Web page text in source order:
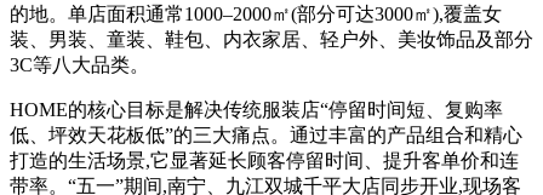
的地。单店面积通常1000–2000㎡(部分可达3000㎡),覆盖女
装、男装、童装、鞋包、内衣家居、轻户外、美妆饰品及部分
3C等八大品类。
HOME的核心目标是解决传统服装店“停留时间短、复购率
低、坪效天花板低”的三大痛点。通过丰富的产品组合和精心
打造的生活场景,它显著延长顾客停留时间、提升客单价和连
带率。“五一”期间,南宁、九江双城千平大店同步开业,现场客